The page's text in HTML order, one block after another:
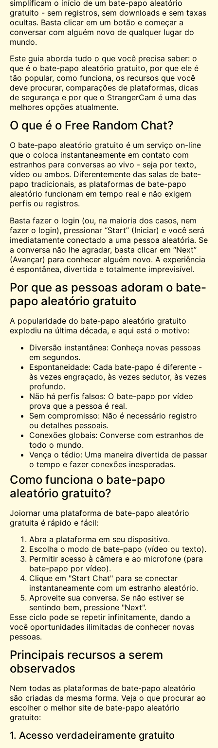
simplificam o início de um bate-papo aleatório
gratuito - sem registros, sem downloads e sem taxas
ocultas. Basta clicar em um botão e começar a
conversar com alguém novo de qualquer lugar do
mundo.
Este guia aborda tudo o que você precisa saber: o
que é o bate-papo aleatório gratuito, por que ele é
tão popular, como funciona, os recursos que você
deve procurar, comparações de plataformas, dicas
de segurança e por que o StrangerCam é uma das
melhores opções atualmente.
O que é o Free Random Chat?
O bate-papo aleatório gratuito é um serviço on-line
que o coloca instantaneamente em contato com
estranhos para conversas ao vivo - seja por texto,
vídeo ou ambos. Diferentemente das salas de bate-
papo tradicionais, as plataformas de bate-papo
aleatório funcionam em tempo real e não exigem
perfis ou registros.
Basta fazer o login (ou, na maioria dos casos, nem
fazer o login), pressionar “Start” (Iniciar) e você será
imediatamente conectado a uma pessoa aleatória. Se
a conversa não lhe agradar, basta clicar em “Next”
(Avançar) para conhecer alguém novo. A experiência
é espontânea, divertida e totalmente imprevisível.
Por que as pessoas adoram o bate-
papo aleatório gratuito
A popularidade do bate-papo aleatório gratuito
explodiu na última década, e aqui está o motivo:
Diversão instantânea: Conheça novas pessoas
em segundos.
Espontaneidade: Cada bate-papo é diferente -
às vezes engraçado, às vezes sedutor, às vezes
profundo.
Não há perfis falsos: O bate-papo por vídeo
prova que a pessoa é real.
Sem compromisso: Não é necessário registro
ou detalhes pessoais.
Conexões globais: Converse com estranhos de
todo o mundo.
Vença o tédio: Uma maneira divertida de passar
o tempo e fazer conexões inesperadas.
Como funciona o bate-papo
aleatório gratuito?
Joiornar uma plataforma de bate-papo aleatório
gratuita é rápido e fácil:
Abra a plataforma em seu dispositivo.
Escolha o modo de bate-papo (vídeo ou texto).
Permitir acesso à câmera e ao microfone (para
bate-papo por vídeo).
Clique em "Start Chat" para se conectar
instantaneamente com um estranho aleatório.
Aproveite sua conversa. Se não estiver se
sentindo bem, pressione "Next".
Esse ciclo pode se repetir infinitamente, dando a
você oportunidades ilimitadas de conhecer novas
pessoas.
Principais recursos a serem
observados
Nem todas as plataformas de bate-papo aleatório
são criadas da mesma forma. Veja o que procurar ao
escolher o melhor site de bate-papo aleatório
gratuito:
1. Acesso verdadeiramente gratuito